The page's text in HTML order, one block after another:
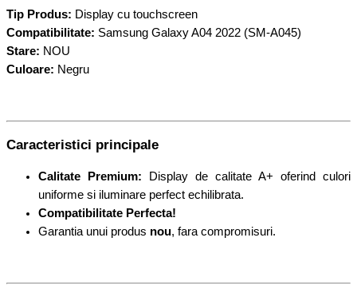
Tip Produs: Display cu touchscreen
Compatibilitate: Samsung Galaxy A04 2022 (SM-A045)
Stare: NOU
Culoare: Negru
Caracteristici principale
Calitate Premium: Display de calitate A+ oferind culori
uniforme si iluminare perfect echilibrata.
Compatibilitate Perfecta!
Garantia unui produs nou, fara compromisuri.